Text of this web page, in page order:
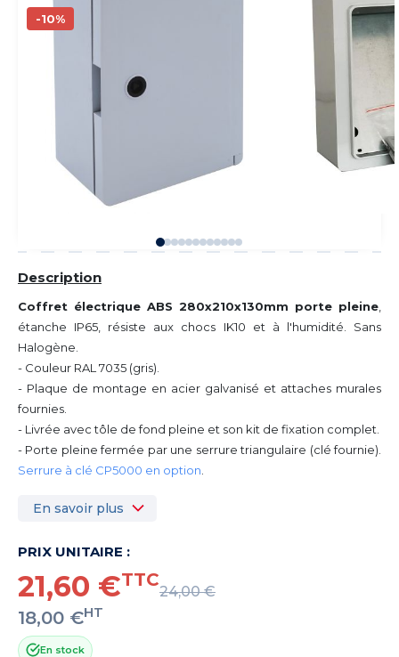
-10%
Description
Coffret électrique ABS 280x210x130mm porte pleine
étanche IP65, résiste aux chocs IK10 et à l'humidité. Sans
Halogène.
- Couleur RAL 7035 (gris).
- Plaque de montage en acier galvanisé et attaches murales
fournies.
- Livrée avec tôle de fond pleine et son kit de fixation complet.
- Porte pleine fermée par une serrure triangulaire (clé fournie).
Serrure à clé CP5000 en option
En savoir plus
PRIX UNITAIRE :
21,60 €TTC
24,00 €
18,00 €HT
En stock